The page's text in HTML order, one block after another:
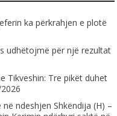
ka përkrahjen e plotë
udhëtojmë për një rezultat
Tikveshin: Tre pikët duhet
ndeshjen Shkëndija (H) –